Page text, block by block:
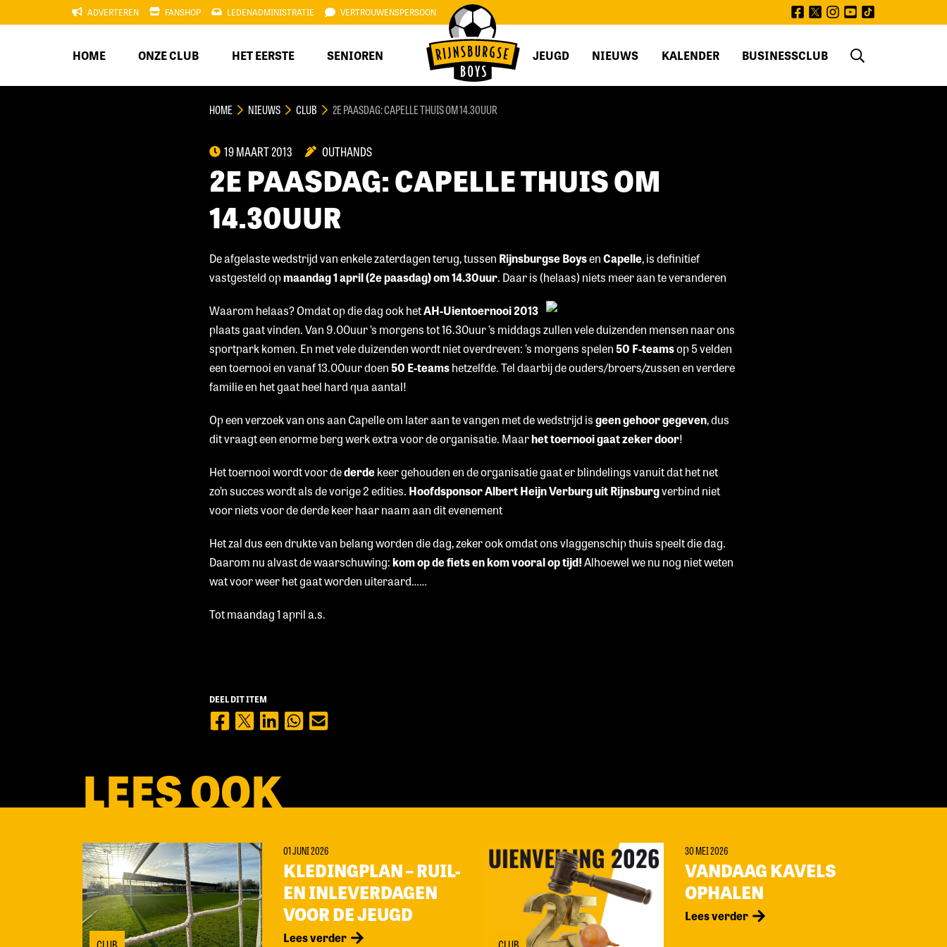
ADVERTEREN FANSHOP LEDENADMINISTRATIE VERTROUWENSPERSOON facebook
twitterinstagram
youtube
HOME ONZE CLUB HET EERSTE SENIOREN JEUGD NIEUWS KALENDER BUSINESSCLUB
HOME NIEUWS CLUB 2E PAASDAG: CAPELLE THUIS OM 14.30UUR
19 MAART 2013 OUTHANDS
2E PAASDAG: CAPELLE THUIS OM
14.30UUR
De afgelaste wedstrijd van enkele zaterdagen terug, tussen Rijnsburgse BoysenCapelle, is definitief
vastgesteld opmaandag 1 april (2e paasdag) om 14.30uur. Daar is (helaas) niets meer aan te veranderen
Waarom helaas? Omdat op die dag ook hetAH-Uientoernooi 2013
plaats gaat vinden. Van 9.00uur ’s morgens tot 16.30uur ’s middags zullen vele duizenden mensen naar ons
sportpark komen. En met vele duizenden wordt niet overdreven: ’s morgens spelen50 F-teamsop 5 velden
een toernooi en vanaf 13.00uur doen50 E-teamshetzelfde. Tel daarbij de ouders/broers/zussen en verdere
familie en het gaat heel hard qua aantal!
Op een verzoek van ons aan Capelle om later aan te vangen met de wedstrijd isgeen gehoor gegeven, dus
dit vraagt een enorme berg werk extra voor de organisatie. Maarhet toernooi gaat zeker door!
Het toernooi wordt voor dederdekeer gehouden en de organisatie gaat er blindelings vanuit dat het net
zo’n succes wordt als de vorige 2 edities. Hoofdsponsor Albert Heijn Verburg uit Rijnsburgverbind niet
voor niets voor de derde keer haar naam aan dit evenement
Het zal dus een drukte van belang worden die dag, zeker ook omdat ons vlaggenschip thuis speelt die dag.
Daarom nu alvast de waarschuwing:kom op de fiets en kom vooral op tijd!Alhoewel we nu nog niet weten
wat voor weer het gaat worden uiteraard……
Tot maandag 1 april a.s.
DEEL DIT ITEM
LEES OOK
01 JUNI 2026
KLEDINGPLAN – RUIL-
EN INLEVERDAGEN
VOOR DE JEUGD
Lees verder
30 MEI 2026
VANDAAG KAVELS
OPHALEN
Lees verder